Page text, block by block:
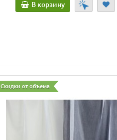
В корзину
Скидки от объема